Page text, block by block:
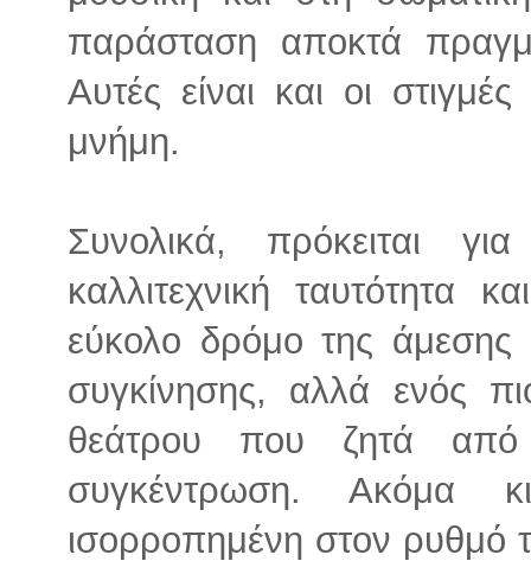
παράσταση αποκτά
Αυτές είναι και οι
μνήμη.
Συνολικά, πρόκειται
καλλιτεχνική ταυτότητα
εύκολο δρόμο της άμεσης
συγκίνησης, αλλά ενός
θεάτρου που ζητά από
συγκέντρωση. Ακόμα
ισορροπημένη στον ρυθμό